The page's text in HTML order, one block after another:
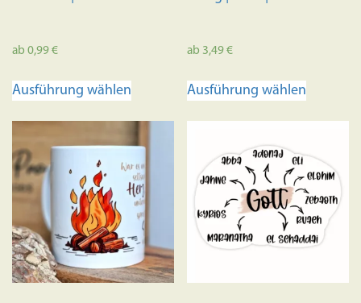
ab 0,99€
Ausführung wählen
auf.
Die
Optionen
können
auf
der
ab 3,49€
Ausführung wählen
auf.
Die
können